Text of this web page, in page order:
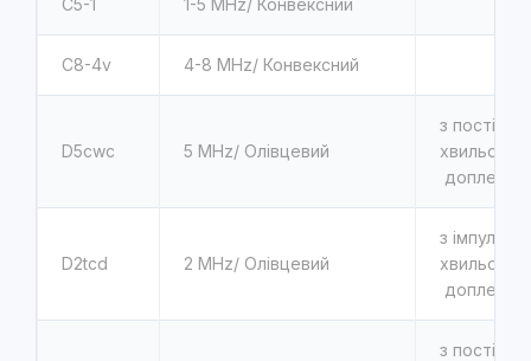
C5-1 1-5 MHz/ Конвексний
C8-4v 4-8 MHz/ Конвексний
D5cwc 5 MHz/ Олівцевий
з постійно-
хвильовим
доплером
D2tcd 2 MHz/ Олівцевий
з
хвильовим
доплером
з постійно-